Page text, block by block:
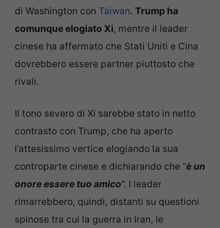
di Washington con Taiwan. Trump ha
comunque elogiato Xi, mentre il leader
cinese ha affermato che Stati Uniti e Cina
dovrebbero essere partner piuttosto che
rivali.
Il tono severo di Xi sarebbe stato in netto
contrasto con Trump, che ha aperto
l’attesissimo vertice elogiando la sua
controparte cinese e dichiarando che “è un
onore essere tuo amico“. I leader
rimarrebbero, quindi, distanti su questioni
spinose tra cui la guerra in Iran, le